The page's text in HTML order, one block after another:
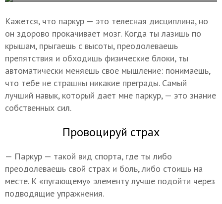
Кажется, что паркур — это телесная дисциплина, но
он здорово прокачивает мозг. Когда ты лазишь по
крышам, прыгаешь с высоты, преодолеваешь
препятствия и обходишь физические блоки, ты
автоматически меняешь свое мышление: понимаешь,
что тебе не страшны никакие преграды. Самый
лучший навык, который дает мне паркур, — это знание
собственных сил.
Провоцируй страх
— Паркур — такой вид спорта, где ты либо
преодолеваешь свой страх и боль, либо стоишь на
месте. К «пугающему» элементу лучше подойти через
подводящие упражнения.